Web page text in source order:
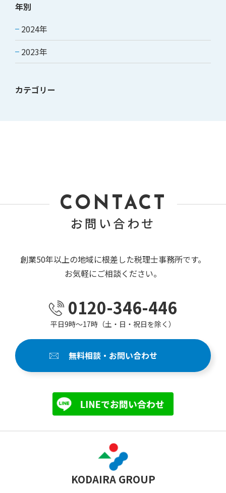
年別
2024年
2023年
カテゴリー
CONTACT
お問い合わせ
創業50年以上の地域に根差した税理士事務所です。
お気軽にご相談ください。
0120-346-446
平日9時～17時（土・日・祝日を除く）
無料相談・お問い合わせ
KODAIRA GROUP